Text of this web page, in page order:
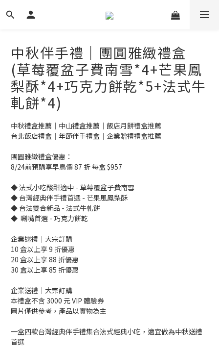
中秋伴手禮｜團圓雅緻禮盒
(草莓覆盆子費南雪*4+芒果鳳
梨酥*4+巧克力餅乾*5+法式牛
軋餅*4)
中秋禮盒推薦｜中山禮盒推薦｜飯店月餅禮盒推薦
台北飯店禮盒｜年節伴手禮盒｜企業贈禮禮盒推薦
團圓雅緻禮盒優惠：
8/24前預購享早鳥價 87 折 每盒 $957
◆ 法式小吃酸甜適中 - 草莓覆盆子費南雪
◆ 台灣經典伴手禮首選 - 芒果風鳳梨酥
◆ 台法雙合新品 - 法式牛軋餅
◆  唰嘴首選 - 巧克力餅乾
企業送禮｜大宗訂購
10 盒以上享 9 折優惠
20 盒以上享 88 折優惠
30 盒以上享 85 折優惠
企業送禮｜大宗訂購
本禮盒不含 3000 元 VIP 體驗券
圖片僅供參考，產品以實物為主
一盒四款台灣經典伴手禮集合法式經典小吃，適宜做為中秋送禮
首選